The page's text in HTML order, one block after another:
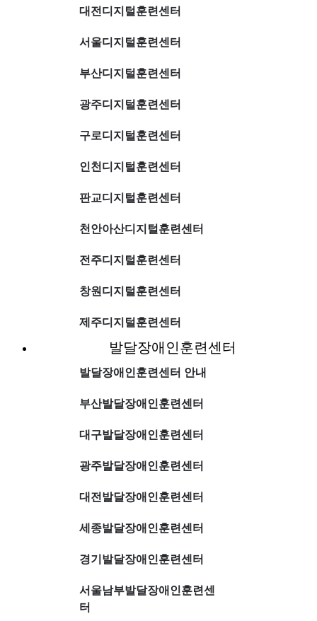
대전디지털훈련센터
서울디지털훈련센터
부산디지털훈련센터
광주디지털훈련센터
구로디지털훈련센터
인천디지털훈련센터
판교디지털훈련센터
천안아산디지털훈련센터
전주디지털훈련센터
창원디지털훈련센터
제주디지털훈련센터
발달장애인훈련센터
발달장애인훈련센터 안내
부산발달장애인훈련센터
대구발달장애인훈련센터
광주발달장애인훈련센터
대전발달장애인훈련센터
세종발달장애인훈련센터
경기발달장애인훈련센터
서울남부발달장애인훈련센
터